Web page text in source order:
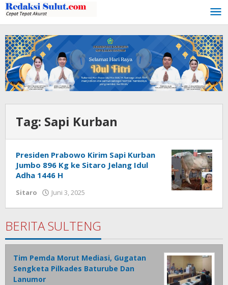
Lewati
ke
konten
Tag: Sapi Kurban
Presiden Prabowo Kirim Sapi Kurban
Jumbo 896 Kg ke Sitaro Jelang Idul
Adha 1446 H
Sitaro Juni 3, 2025
BERITA SULTENG
Tim Pemda Morut Mediasi, Gugatan
Sengketa Pilkades Baturube Dan
Lanumor